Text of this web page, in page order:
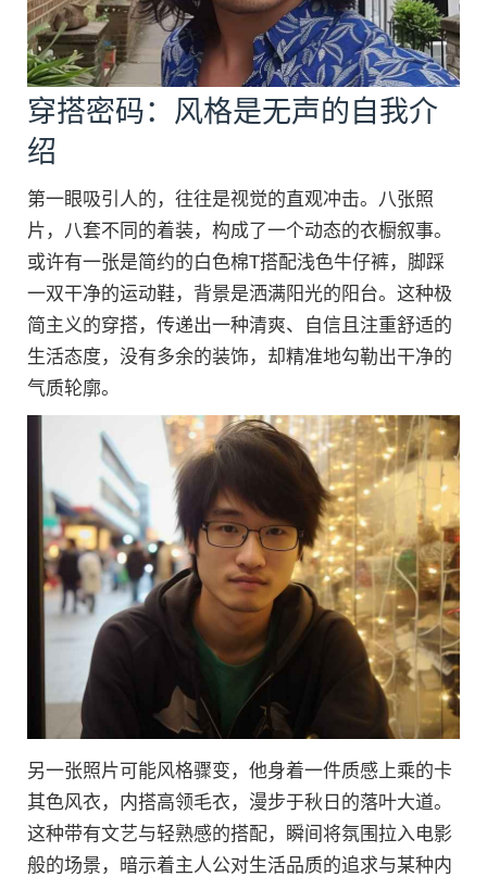
穿搭密码：风格是无声的自我介
绍
第一眼吸引人的，往往是视觉的直观冲击。八张照
片，八套不同的着装，构成了一个动态的衣橱叙事。
或许有一张是简约的白色棉T搭配浅色牛仔裤，脚踩
一双干净的运动鞋，背景是洒满阳光的阳台。这种极
简主义的穿搭，传递出一种清爽、自信且注重舒适的
生活态度，没有多余的装饰，却精准地勾勒出干净的
气质轮廓。
另一张照片可能风格骤变，他身着一件质感上乘的卡
其色风衣，内搭高领毛衣，漫步于秋日的落叶大道。
这种带有文艺与轻熟感的搭配，瞬间将氛围拉入电影
般的场景，暗示着主人公对生活品质的追求与某种内